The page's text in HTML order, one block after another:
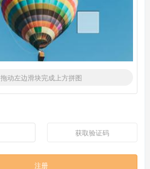
拖动左边滑块完成上方拼图
获取验证码
注册